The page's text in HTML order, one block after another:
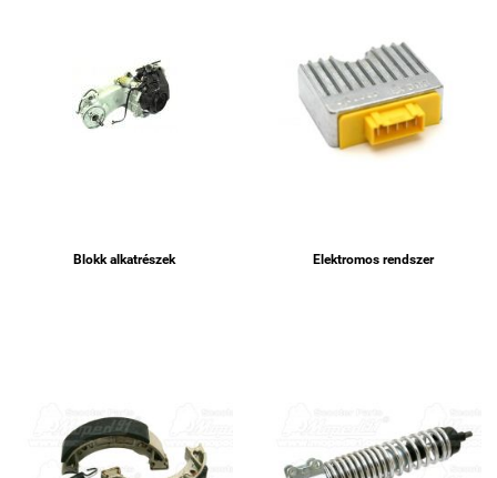
Blokk alkatrészek Elektromos rendszer